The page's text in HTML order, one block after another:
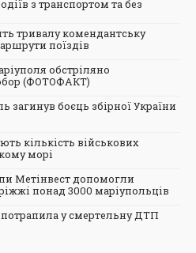
з транспортом та без
тривалу комендантську
поїздів
обстріляно
(ФОТОФАКТ)
загинув боєць збірної України
кількість військових
морі
Метінвест допомогли
понад 3000 маріупольців
у смертельну ДТП